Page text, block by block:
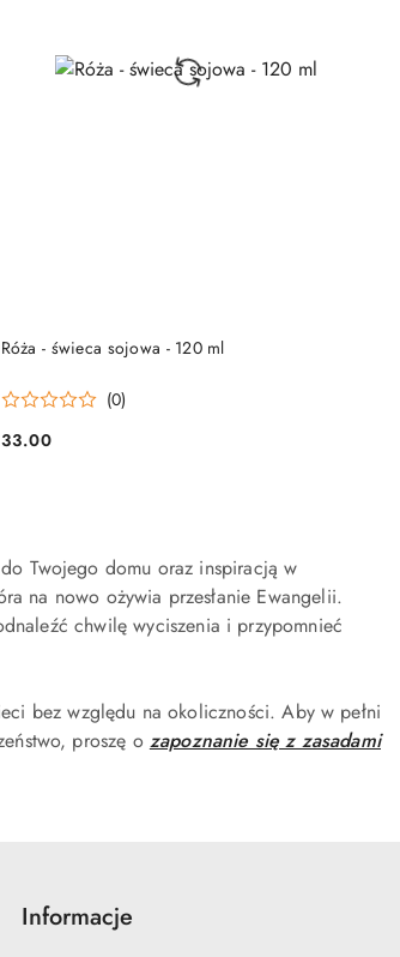
Róża - świeca sojowa - 120 ml
(0)
Cena:
33.00
DO KOSZYKA
Twojego domu oraz inspiracją w
na nowo ożywia przesłanie Ewangelii.
chwilę wyciszenia i przypomnieć
bez względu na okoliczności. Aby w pełni
proszę o zapoznanie się z zasadami
Informacje